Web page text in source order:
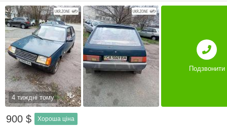
4 тиждні тому
Подзвонити
900 $ Хороша ціна